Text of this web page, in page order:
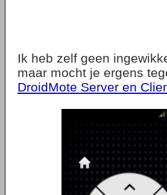
Ik heb zelf geen
maar mocht je ergens
DroidMote Server en